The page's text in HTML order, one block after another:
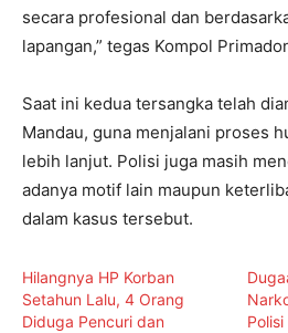
secara profesional dan
lapangan,” tegas Kompol
Saat ini kedua tersangka telah
Mandau, guna menjalani proses
lebih lanjut. Polisi juga masih
adanya motif lain maupun
dalam kasus tersebut.
Hilangnya HP Korban
Setahun Lalu, 4 Orang
Diduga Pencuri dan